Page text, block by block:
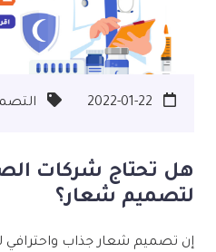
2022-01-22
هل تحتاج شركات
لتصميم شعار؟
إن تصميم شعار جذاب واحترافي